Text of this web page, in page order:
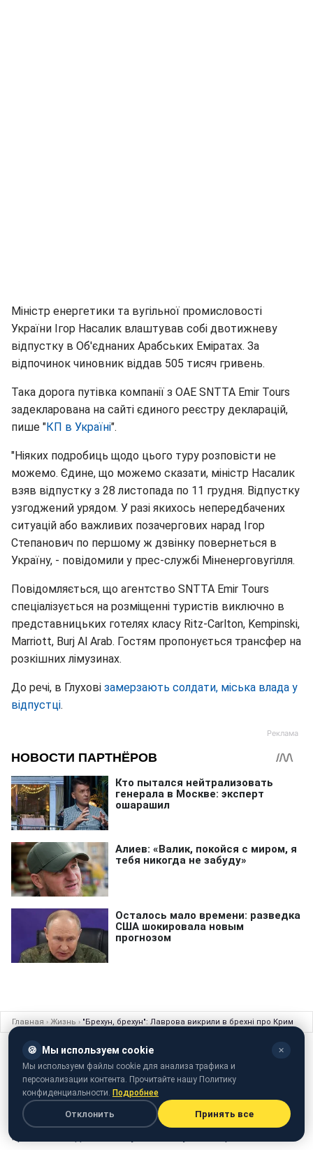
Міністр енергетики та вугільної промисловості
України Ігор Насалик влаштував собі двотижневу
відпустку в Об'єднаних Арабських Еміратах. За
відпочинок чиновник віддав 505 тисяч гривень.
Така дорога путівка компанії з ОАЕ SNTTA Emir Tours
задекларована на сайті єдиного реєстру декларацій,
пише "КП в Україні".
"Ніяких подробиць щодо цього туру розповісти не
можемо. Єдине, що можемо сказати, міністр Насалик
взяв відпустку з 28 листопада по 11 грудня. Відпустку
узгоджений урядом. У разі якихось непередбачених
ситуацій або важливих позачергових нарад Ігор
Степанович по першому ж дзвінку повернеться в
Україну, - повідомили у прес-службі Міненерговугілля.
Повідомляється, що агентство SNTTA Emir Tours
спеціалізується на розміщенні туристів виключно в
представницьких готелях класу Ritz-Carlton, Kempinski,
Marriott, Burj Al Arab. Гостям пропонується трансфер на
розкішних лімузинах.
До речі, в Глухові замерзають солдати, міська влада у
відпустці.
Главная › Жизнь › "Брехун, брехун": Лаврова викрили в брехні про Крим
ЖИЗНЬ 07 декабря 2016 · 08:41
"Брехун, брехун": Лаврова викрили в
брехні про Крим
Російський дипломат збрехав щодо ситуації з
правами людини на окупованому півострові
🍪 Мы используем cookie ✕
Мы используем файлы cookie для анализа трафика и
персонализации контента. Прочитайте нашу Политику
конфиденциальности. Подробнее
Отклонить Принять все